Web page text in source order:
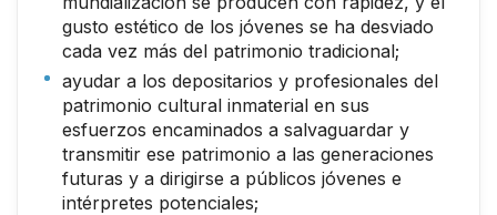
gusto estético de los jóvenes se ha desviado
cada vez más del patrimonio tradicional;
ayudar a los depositarios y profesionales del
patrimonio cultural inmaterial en sus
esfuerzos encaminados a salvaguardar y
transmitir ese patrimonio a las generaciones
futuras y a dirigirse a públicos jóvenes e
intérpretes potenciales;